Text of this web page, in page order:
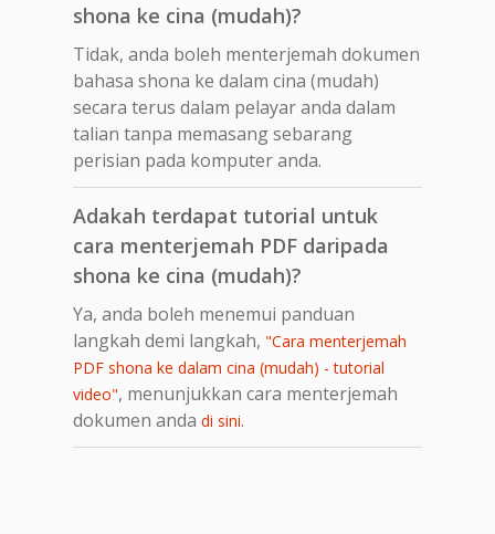
shona ke cina (mudah)?
Tidak, anda boleh menterjemah dokumen
bahasa shona ke dalam cina (mudah)
secara terus dalam pelayar anda dalam
talian tanpa memasang sebarang
perisian pada komputer anda.
Adakah terdapat tutorial untuk
cara menterjemah PDF daripada
shona ke cina (mudah)?
Ya, anda boleh menemui panduan
langkah demi langkah, "Cara menterjemah
PDF shona ke dalam cina (mudah) - tutorial
video", menunjukkan cara menterjemah
dokumen anda di sini.